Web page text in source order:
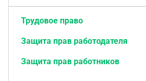
Трудовое право
Защита прав работодателя
Защита прав работников